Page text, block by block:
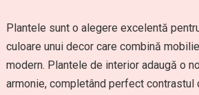
Plantele sunt o alegere excelentă
culoare unui decor care combină
modern. Plantele de interior adaugă o
armonie, completând perfect contrastul